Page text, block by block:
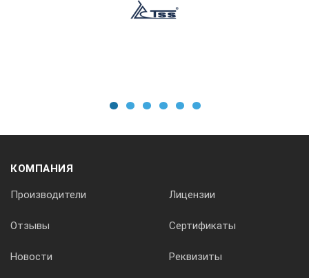
КОМПАНИЯ
Производители Лицензии
Отзывы Сертификаты
Новости Реквизиты